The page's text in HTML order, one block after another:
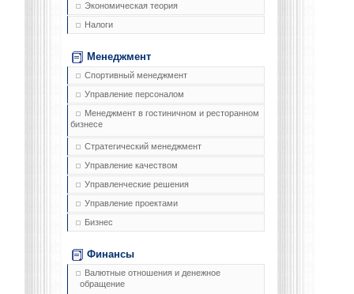
Экономическая теория
Налоги
Менеджмент
Спортивный менеджмент
Управление персоналом
Менеджмент в гостиничном и ресторанном
бизнесе
Стратегический менеджмент
Управление качеством
Управленческие решения
Управление проектами
Бизнес
Финансы
Валютные отношения и денежное
обращение